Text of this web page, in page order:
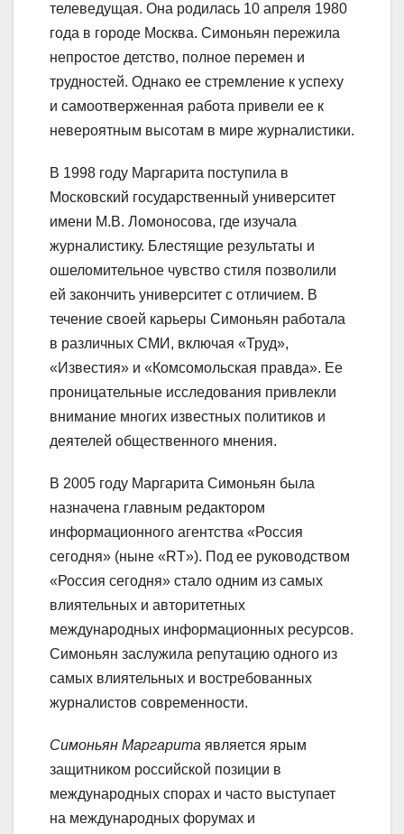
телеведущая. Она родилась 10 апреля 1980
года в городе Москва. Симоньян пережила
непростое детство, полное перемен и
трудностей. Однако ее стремление к успеху
и самоотверженная работа привели ее к
невероятным высотам в мире журналистики.
В 1998 году Маргарита поступила в
Московский государственный университет
имени М.В. Ломоносова, где изучала
журналистику. Блестящие результаты и
ошеломительное чувство стиля позволили
ей закончить университет с отличием. В
течение своей карьеры Симоньян работала
в различных СМИ, включая «Труд»,
«Известия» и «Комсомольская правда». Ее
проницательные исследования привлекли
внимание многих известных политиков и
деятелей общественного мнения.
В 2005 году Маргарита Симоньян была
назначена главным редактором
информационного агентства «Россия
сегодня» (ныне «RT»). Под ее руководством
«Россия сегодня» стало одним из самых
влиятельных и авторитетных
международных информационных ресурсов.
Симоньян заслужила репутацию одного из
самых влиятельных и востребованных
журналистов современности.
Симоньян Маргарита является ярым
защитником российской позиции в
международных спорах и часто выступает
на международных форумах и